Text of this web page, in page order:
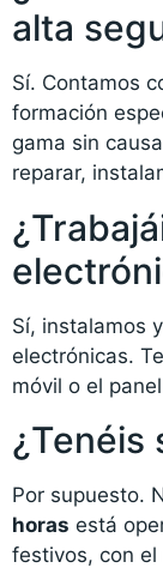
alta
Sí. Contamos
formación
gama sin
reparar,
Sí, instalamos
electrónicas.
móvil o el
¿Tenéis
Por supuesto.
horas está
festivos, con